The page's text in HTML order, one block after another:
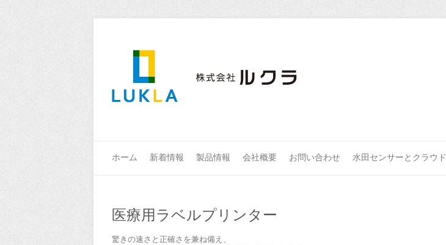
ホーム 新着情報 製品情報 会社概要 お問い合わせ 水田センサーとクラウ
医療用ラベルプリンター
驚きの速さと正確さを兼ね備え、